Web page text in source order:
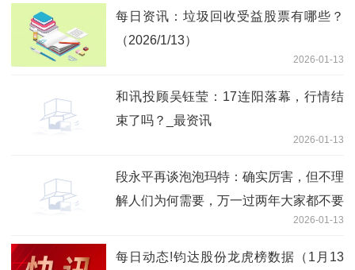
每日资讯：垃圾回收受益股票有哪些？
（2026/1/13）
2026-01-13
和讯投顾吴钰莹：17连阳落幕，行情结
束了吗？_最资讯
2026-01-13
段永平再谈泡泡玛特：确实厉害，但不理
解人们为何需要，万一过两年大家都不要
2026-01-13
每日动态!钧达股份龙虎榜数据（1月13